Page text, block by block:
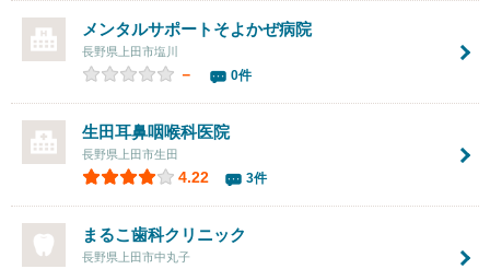
メンタルサポートそよかぜ病院
長野県上田市塩川
－ 0件
生田耳鼻咽喉科医院
長野県上田市生田
4.22 3件
まるこ歯科クリニック
長野県上田市中丸子